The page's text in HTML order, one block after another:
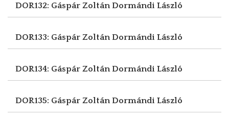
DOR132: Gáspár ZoltánDormándi László
DOR133: Gáspár ZoltánDormándi László
DOR134: Gáspár ZoltánDormándi László
DOR135: Gáspár ZoltánDormándi László